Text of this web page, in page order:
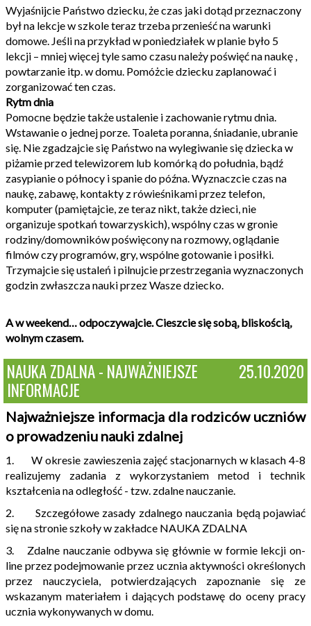
Wyjaśnijcie Państwo dziecku, że czas jaki dotąd przeznaczony
był na lekcje w szkole teraz trzeba przenieść na warunki
domowe. Jeśli na przykład w poniedziałek w planie było 5
lekcji – mniej więcej tyle samo czasu należy poświęć na naukę ,
powtarzanie itp. w domu. Pomóżcie dziecku zaplanować i
zorganizować ten czas.
Rytm dnia
Pomocne będzie także ustalenie i zachowanie rytmu dnia.
Wstawanie o jednej porze. Toaleta poranna, śniadanie, ubranie
się. Nie zgadzajcie się Państwo na wylegiwanie się dziecka w
piżamie przed telewizorem lub komórką do południa, bądź
zasypianie o północy i spanie do późna. Wyznaczcie czas na
naukę, zabawę, kontakty z rówieśnikami przez telefon,
komputer (pamiętajcie, ze teraz nikt, także dzieci, nie
organizuje spotkań towarzyskich), wspólny czas w gronie
rodziny/domowników poświęcony na rozmowy, oglądanie
filmów czy programów, gry, wspólne gotowanie i posiłki.
Trzymajcie się ustaleń i pilnujcie przestrzegania wyznaczonych
godzin zwłaszcza nauki przez Wasze dziecko.
A w weekend… odpoczywajcie. Cieszcie się sobą, bliskością,
wolnym czasem.
NAUKA ZDALNA - NAJWAŻNIEJSZE
INFORMACJE
25.10.2020
Najważniejsze informacja dla rodziców uczniów
o prowadzeniu nauki zdalnej
1. W okresie zawieszenia zajęć stacjonarnych w klasach 4-8
realizujemy zadania z wykorzystaniem metod i technik
kształcenia na odległość - tzw. zdalne nauczanie.
2. Szczegółowe zasady zdalnego nauczania będą pojawiać
się na stronie szkoły w zakładce NAUKA ZDALNA
3. Zdalne nauczanie odbywa się głównie w formie lekcji on-
line przez podejmowanie przez ucznia aktywności określonych
przez nauczyciela, potwierdzających zapoznanie się ze
wskazanym materiałem i dających podstawę do oceny pracy
ucznia wykonywanych w domu.